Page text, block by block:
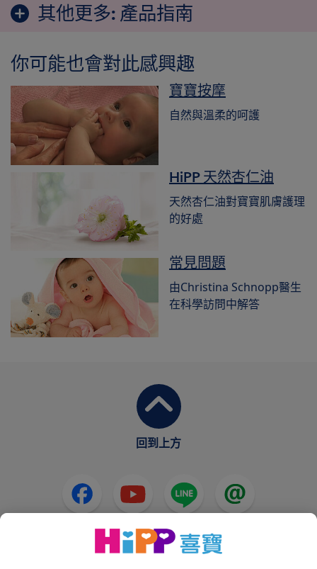
其他更多: 產品指南
你可能也會對此感興趣
寶寶按摩
自然與溫柔的呵護
HiPP 天然杏仁油
天然杏仁油對寶寶肌膚護理
的好處
常見問題
由Christina Schnopp醫生
在科學訪問中解答
回到上方
HiPP奶粉 HiPP嬰兒食品 HiPP懷孕